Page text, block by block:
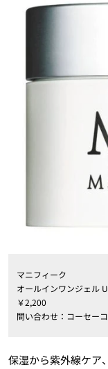
マニフィーク
オールインワンジェル
￥2,200
問い合わせ：コーセー
保湿から紫外線ケア